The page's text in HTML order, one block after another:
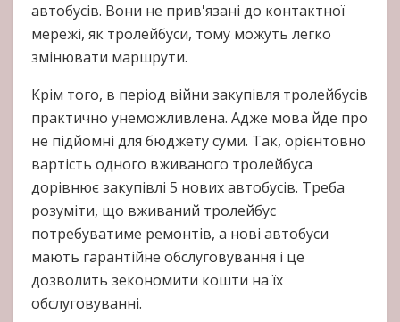
автобусів. Вони не прив'язані до контактної
мережі, як тролейбуси, тому можуть легко
змінювати маршрути.
Крім того, в період війни закупівля тролейбусів
практично унеможливлена. Адже мова йде про
не підйомні для бюджету суми. Так, орієнтовно
вартість одного вживаного тролейбуса
дорівнює закупівлі 5 нових автобусів. Треба
розуміти, що вживаний тролейбус
потребуватиме ремонтів, а нові автобуси
мають гарантійне обслуговування і це
дозволить зекономити кошти на їх
обслуговуванні.